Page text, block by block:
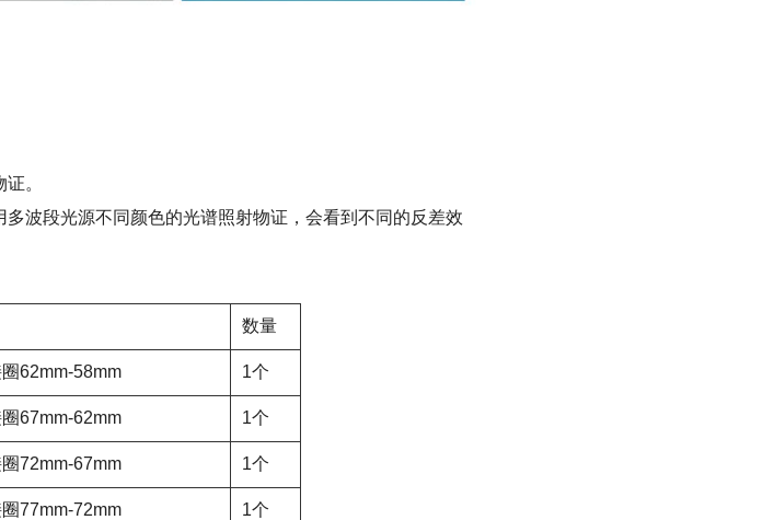
。
波段光源不同颜色的光谱照射物证，会看到不同的反差效
数量
62mm-58mm 1个
67mm-62mm 1个
72mm-67mm 1个
77mm-72mm 1个